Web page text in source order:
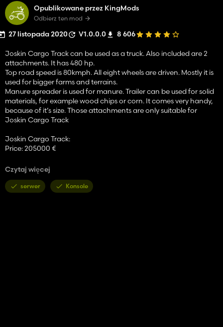
Opublikowane przez KingMods
Odbierz ten mod
27 listopada 2020 V1.0.0.0 8 606
Joskin Cargo Track can be used as a truck. Also included are 2
attachments. It has 480 hp.
Top road speed is 80kmph. All eight wheels are driven. Mostly it is
used for bigger farms and terrains.
Manure spreader is used for manure. Trailer can be used for solid
materials, for example wood chips or corn. It comes very handy,
because of it’s size. Those attachments are only suitable for
Joskin Cargo Track
Joskin Cargo Track:
Price: 205000 €
Joskin Silo Space:
Price: 32.000 €
Capacity: 65 000 l
Czytaj więcej
serwer Konsole